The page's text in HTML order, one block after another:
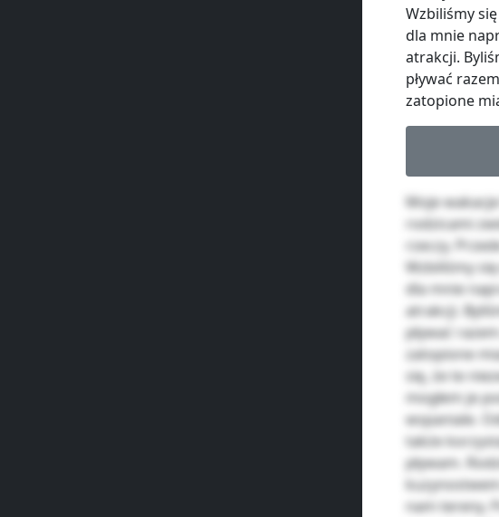
Wzbiliśmy
dla mnie
atrakcji.
pływać
zatopione
Moje
rodzicami
rzeczy.
Wzbiliśmy
dla mnie
atrakcji.
pływać
zatopione
się, że te
mogłem je
wspaniale.
także
pływam.
nam tereny.